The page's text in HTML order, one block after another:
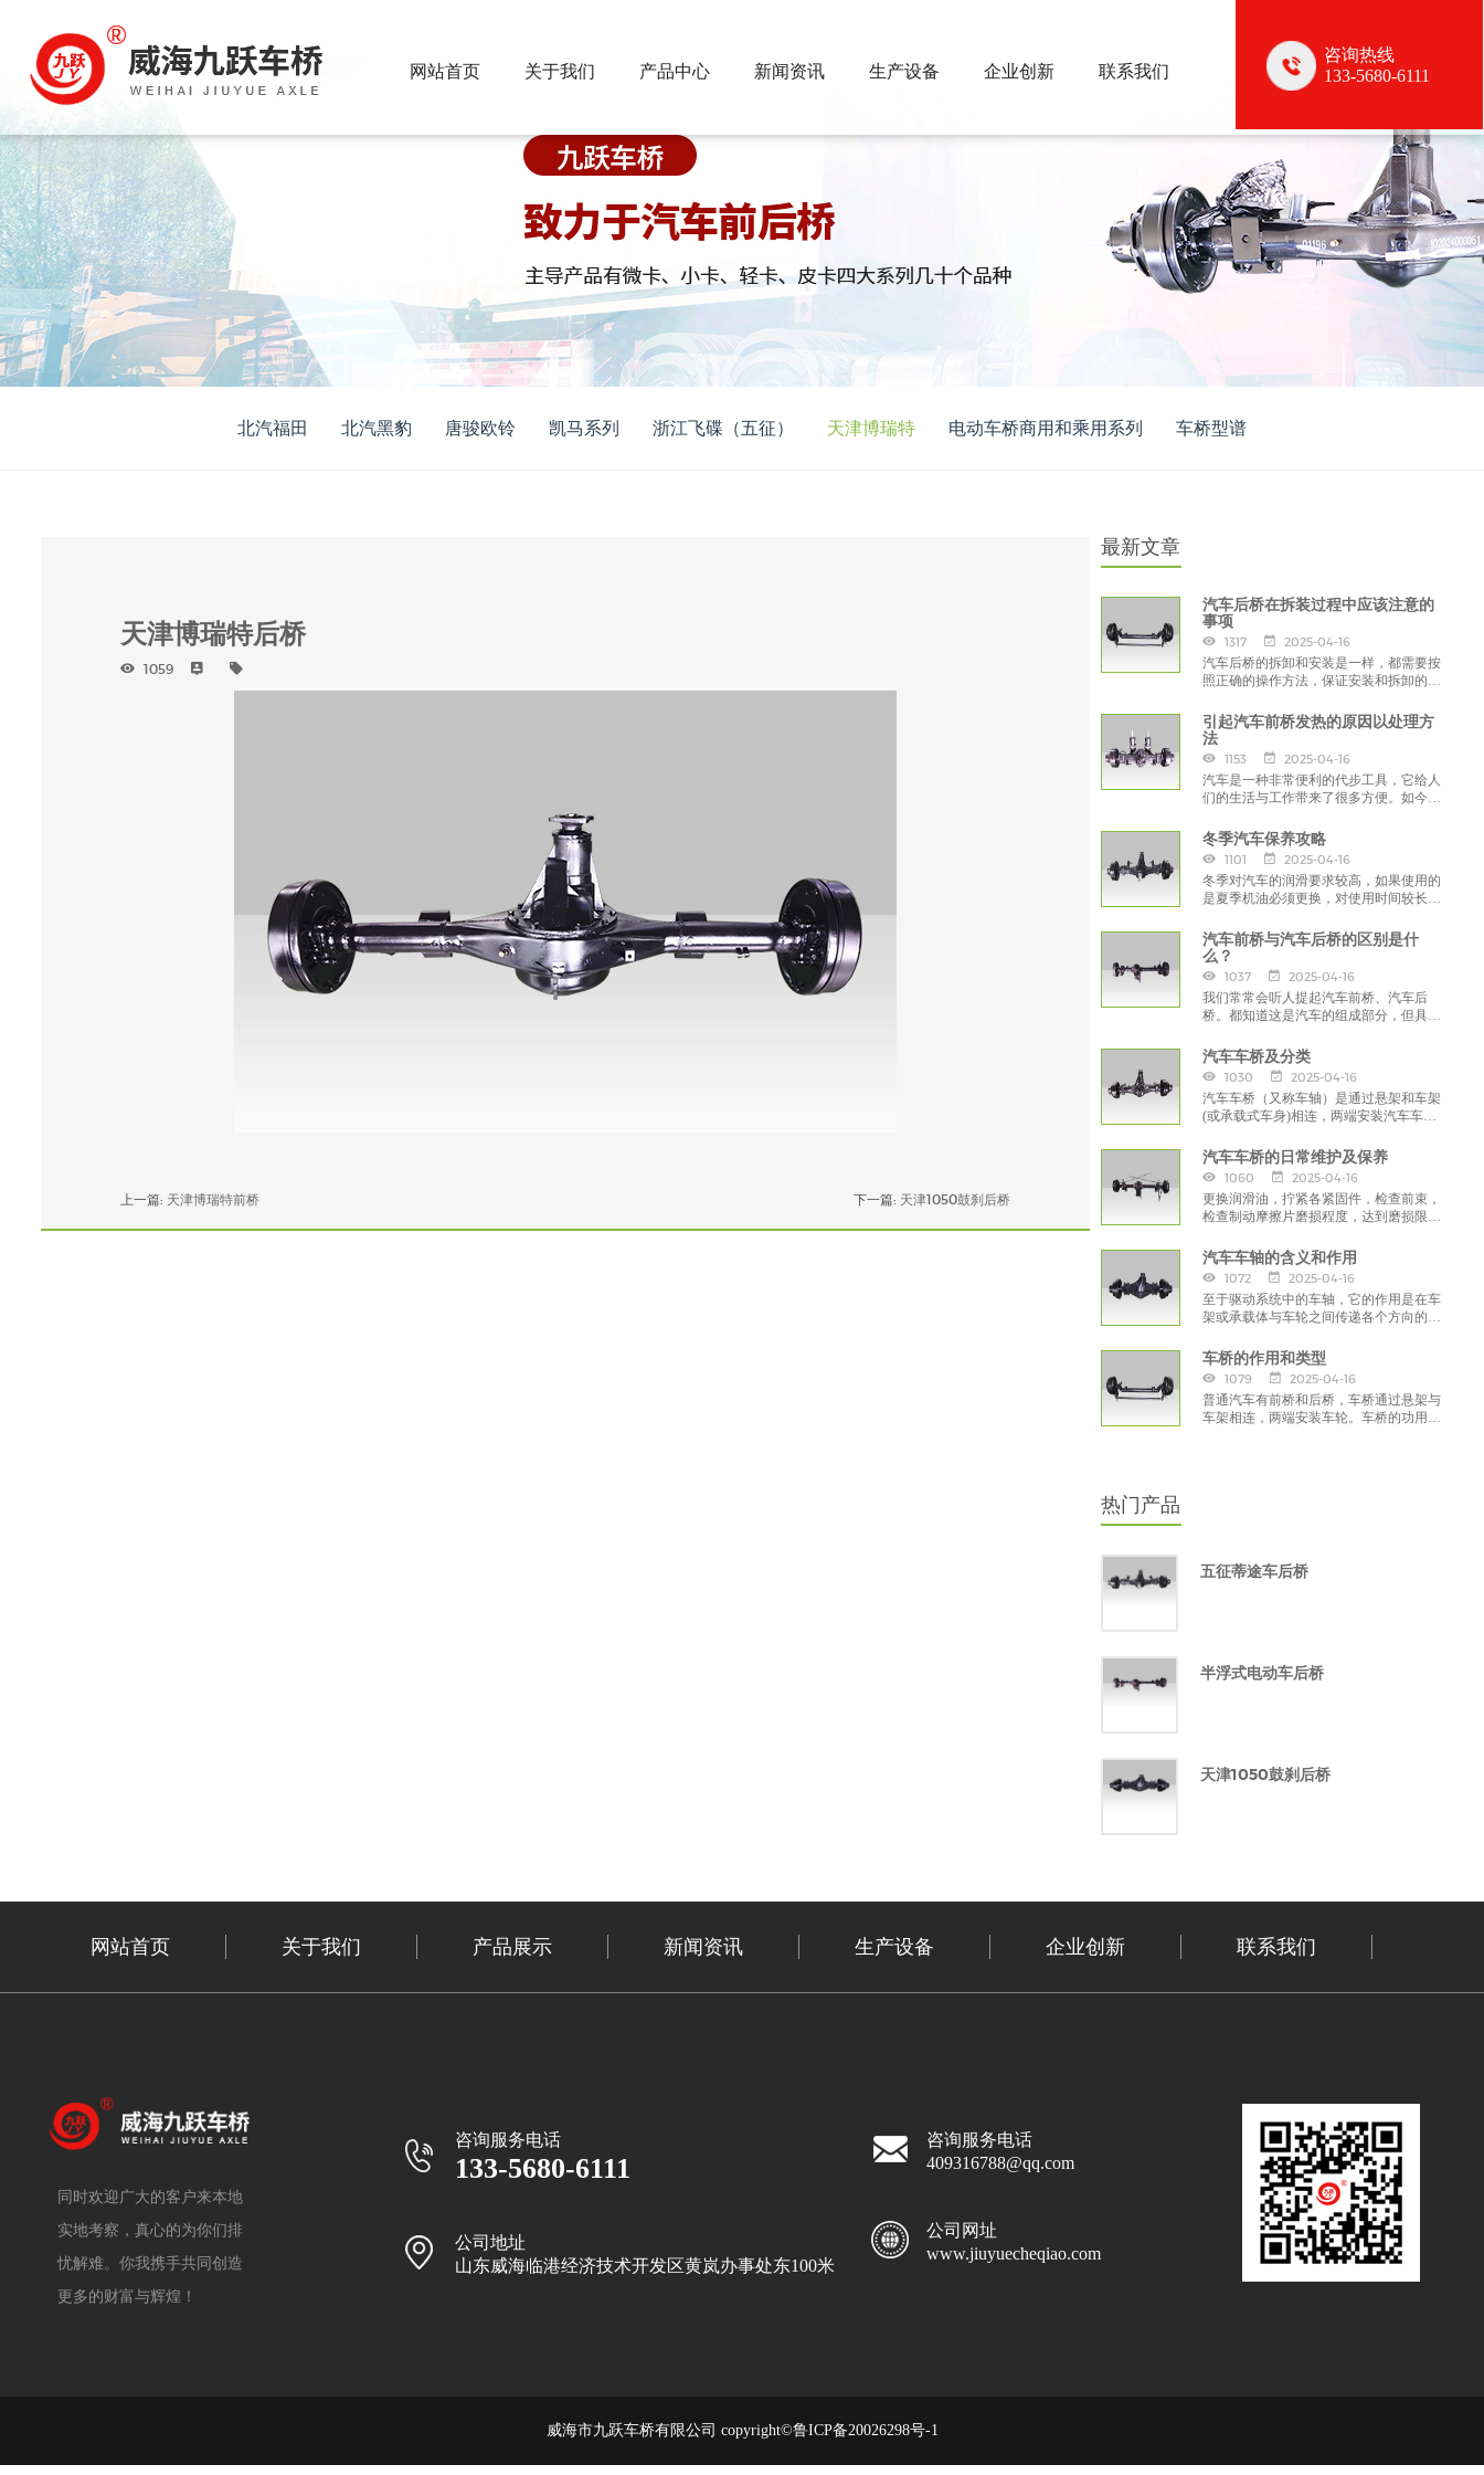
网站首页 关于我们 产品中心 新闻资讯 生产设备 企业创新 联系我们
咨询热线
133-5680-6111
北汽福田 北汽黑豹 唐骏欧铃 凯马系列 浙江飞碟（五征） 天津博瑞特 电动车桥商用和乘用系列 车桥型谱
天津博瑞特后桥
1059
上一篇: 天津博瑞特前桥 下一篇: 天津1050鼓刹后桥
最新文章
汽车后桥在拆装过程中应该注意的
事项
1317
2025-04-16
汽车后桥的拆卸和安装是一样，都需要按
照正确的操作方法，保证安装和拆卸的顺
以寻求专业人士的帮助，而不是自己按照
自己的想法进行，这样会对汽车后桥造成
严重伤害。
引起汽车前桥发热的原因以处理方
法
1153
2025-04-16
汽车是一种非常便利的代步工具，它给人
们的生活与工作带来了很多方便。如今，
您知道引起汽车前桥发热的原因以处理方
法吗？
冬季汽车保养攻略
1101
2025-04-16
冬季对汽车的润滑要求较高，如果使用的
是夏季机油必须更换，对使用时间较长，
以保证发动机启动的顺畅。
汽车前桥与汽车后桥的区别是什
么？
1037
2025-04-16
我们常常会听人提起汽车前桥、汽车后
桥。都知道这是汽车的组成部分，但具体
出来。
汽车车桥及分类
1030
2025-04-16
汽车车桥（又称车轴）是通过悬架和车架
(或承载式车身)相连，两端安装汽车车轮
分。
汽车车桥的日常维护及保养
1060
2025-04-16
更换润滑油，拧紧各紧固件，检查前束，
检查制动摩擦片磨损程度，达到磨损限的
减速器总成
汽车车轴的含义和作用
1072
2025-04-16
至于驱动系统中的车轴，它的作用是在车
架或承载体与车轮之间传递各个方向的作
架或承载式车身与车轴或车轮之间的所有
连接。那么汽车车轴是什么意思呢？
车桥的作用和类型
1079
2025-04-16
普通汽车有前桥和后桥，车桥通过悬架与
车架相连，两端安装车轮。车桥的功用
热门产品
五征蒂途车后桥
半浮式电动车后桥
天津1050鼓刹后桥
网站首页 关于我们 产品展示 新闻资讯 生产设备 企业创新 联系我们
同时欢迎广大的客户来本地
实地考察，真心的为你们排
忧解难。你我携手共同创造
更多的财富与辉煌！
咨询服务电话
133-5680-6111
公司地址
山东威海临港经济技术开发区黄岚办事处东100米
咨询服务电话
409316788@qq.com
公司网址
www.jiuyuecheqiao.com
威海市九跃车桥有限公司 copyright©鲁ICP备20026298号-1